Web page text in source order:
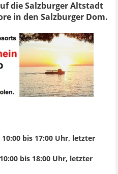
die Salzburger Altstadt
in den Salzburger Dom.
bis 17:00 Uhr, letzter
bis 18:00 Uhr, letzter